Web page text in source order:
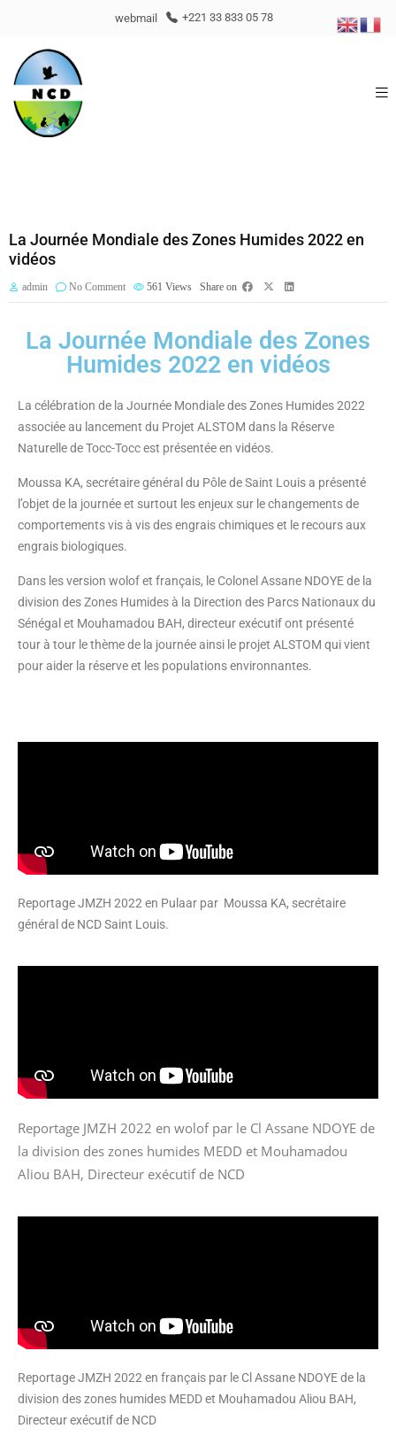
webmail +221 33 833 05 78
La Journée Mondiale des Zones Humides 2022 en
vidéos
admin No Comment 561 Views Share on
La Journée Mondiale des Zones
Humides 2022 en vidéos
La célébration de la Journée Mondiale des Zones Humides 2022
associée au lancement du Projet ALSTOM dans la Réserve
Naturelle de Tocc-Tocc est présentée en vidéos.
Moussa KA, secrétaire général du Pôle de Saint Louis a présenté
l’objet de la journée et surtout les enjeux sur le changements de
comportements vis à vis des engrais chimiques et le recours aux
engrais biologiques.
Dans les version wolof et français, le Colonel Assane NDOYE de la
division des Zones Humides à la Direction des Parcs Nationaux du
Sénégal et Mouhamadou BAH, directeur exécutif ont présenté
tour à tour le thème de la journée ainsi le projet ALSTOM qui vient
pour aider la réserve et les populations environnantes.
Reportage JMZH 2022 en Pulaar par Moussa KA, secrétaire
général de NCD Saint Louis.
Reportage JMZH 2022 en wolof par le Cl Assane NDOYE de
la division des zones humides MEDD et Mouhamadou
Aliou BAH, Directeur exécutif de NCD
Reportage JMZH 2022 en français par le Cl Assane NDOYE de la
division des zones humides MEDD et Mouhamadou Aliou BAH,
Directeur exécutif de NCD